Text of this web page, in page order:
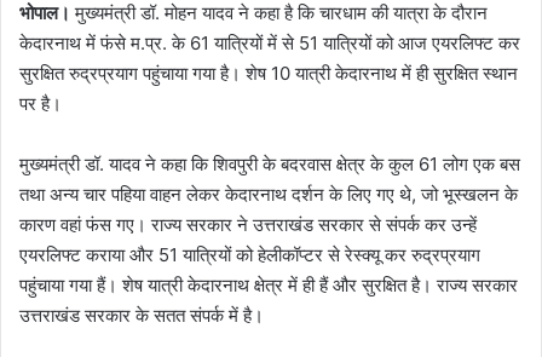
भोपाल। मुख्यमंत्री डॉ. मोहन यादव ने कहा है कि चारधाम की यात्रा के दौरान
केदारनाथ में फंसे म.प्र. के 61 यात्रियों में से 51 यात्रियों को आज एयरलिफ्ट कर
सुरक्षित रुद्रप्रयाग पहुंचाया गया है। शेष 10 यात्री केदारनाथ में ही सुरक्षित स्थान
पर है।
मुख्यमंत्री डॉ. यादव ने कहा कि शिवपुरी के बदरवास क्षेत्र के कुल 61 लोग एक बस
तथा अन्य चार पहिया वाहन लेकर केदारनाथ दर्शन के लिए गए थे, जो भूस्खलन के
कारण वहां फंस गए। राज्य सरकार ने उत्तराखंड सरकार से संपर्क कर उन्हें
एयरलिफ्ट कराया और 51 यात्रियों को हेलीकॉप्टर से रेस्क्यू कर रुद्रप्रयाग
पहुंचाया गया हैं। शेष यात्री केदारनाथ क्षेत्र में ही हैं और सुरक्षित है। राज्य सरकार
उत्तराखंड सरकार के सतत संपर्क में है।